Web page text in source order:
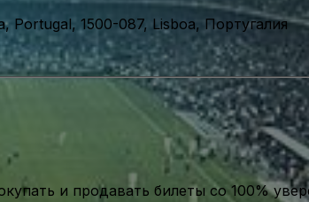
Portugal, 1500-087, Lisboa, Португалия
и продавать билеты со 100%